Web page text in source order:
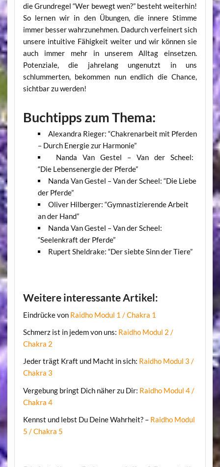
die Grundregel “Wer bewegt wen?” besteht weiterhin!
So lernen wir in den Übungen, die innere Stimme
immer besser wahrzunehmen. Dadurch verfeinert sich
unsere intuitive Fähigkeit weiter und wir können sie
auch immer mehr in unserem Alltag einsetzen.
Potenziale, die jahrelang ungenutzt in uns
schlummerten, bekommen nun endlich die Chance,
sichtbar zu werden!
Buchtipps zum Thema:
Alexandra Rieger: “Chakrenarbeit mit Pferden
– Durch Energie zur Harmonie”
Nanda Van Gestel – Van der Scheel:
“Die Lebensenergie der Pferde”
Nanda Van Gestel – Van der Scheel: “Die Liebe
der Pferde”
Oliver Hilberger: “Gymnastizierende Arbeit
an der Hand”
Nanda Van Gestel – Van der Scheel:
“Seelenkraft der Pferde”
Rupert Sheldrake: “Der siebte Sinn der Tiere”
Weitere interessante Artikel:
Eindrücke von Raidho Modul 1 / Chakra 1
Schmerz ist in jedem von uns: Raidho Modul 2 /
Chakra 2
Jeder trägt Kraft und Macht in sich: Raidho Modul 3 /
Chakra 3
Vergebung bringt Dich näher zu Dir: Raidho Modul 4 /
Chakra 4
Kennst und lebst Du Deine Wahrheit? – Raidho Modul
5 / Chakra 5